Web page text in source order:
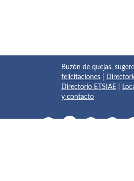
Buzón de quejas,
felicitaciones
Directorio ETSIAE
y contacto